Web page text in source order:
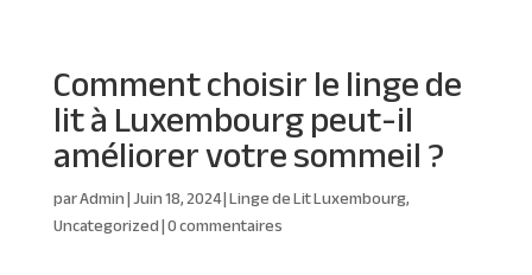
Comment choisir le linge de
lit à Luxembourg peut-il
améliorer votre sommeil ?
parAdmin|Juin 18, 2024|Linge de Lit Luxembourg,
Uncategorized|0 commentaires